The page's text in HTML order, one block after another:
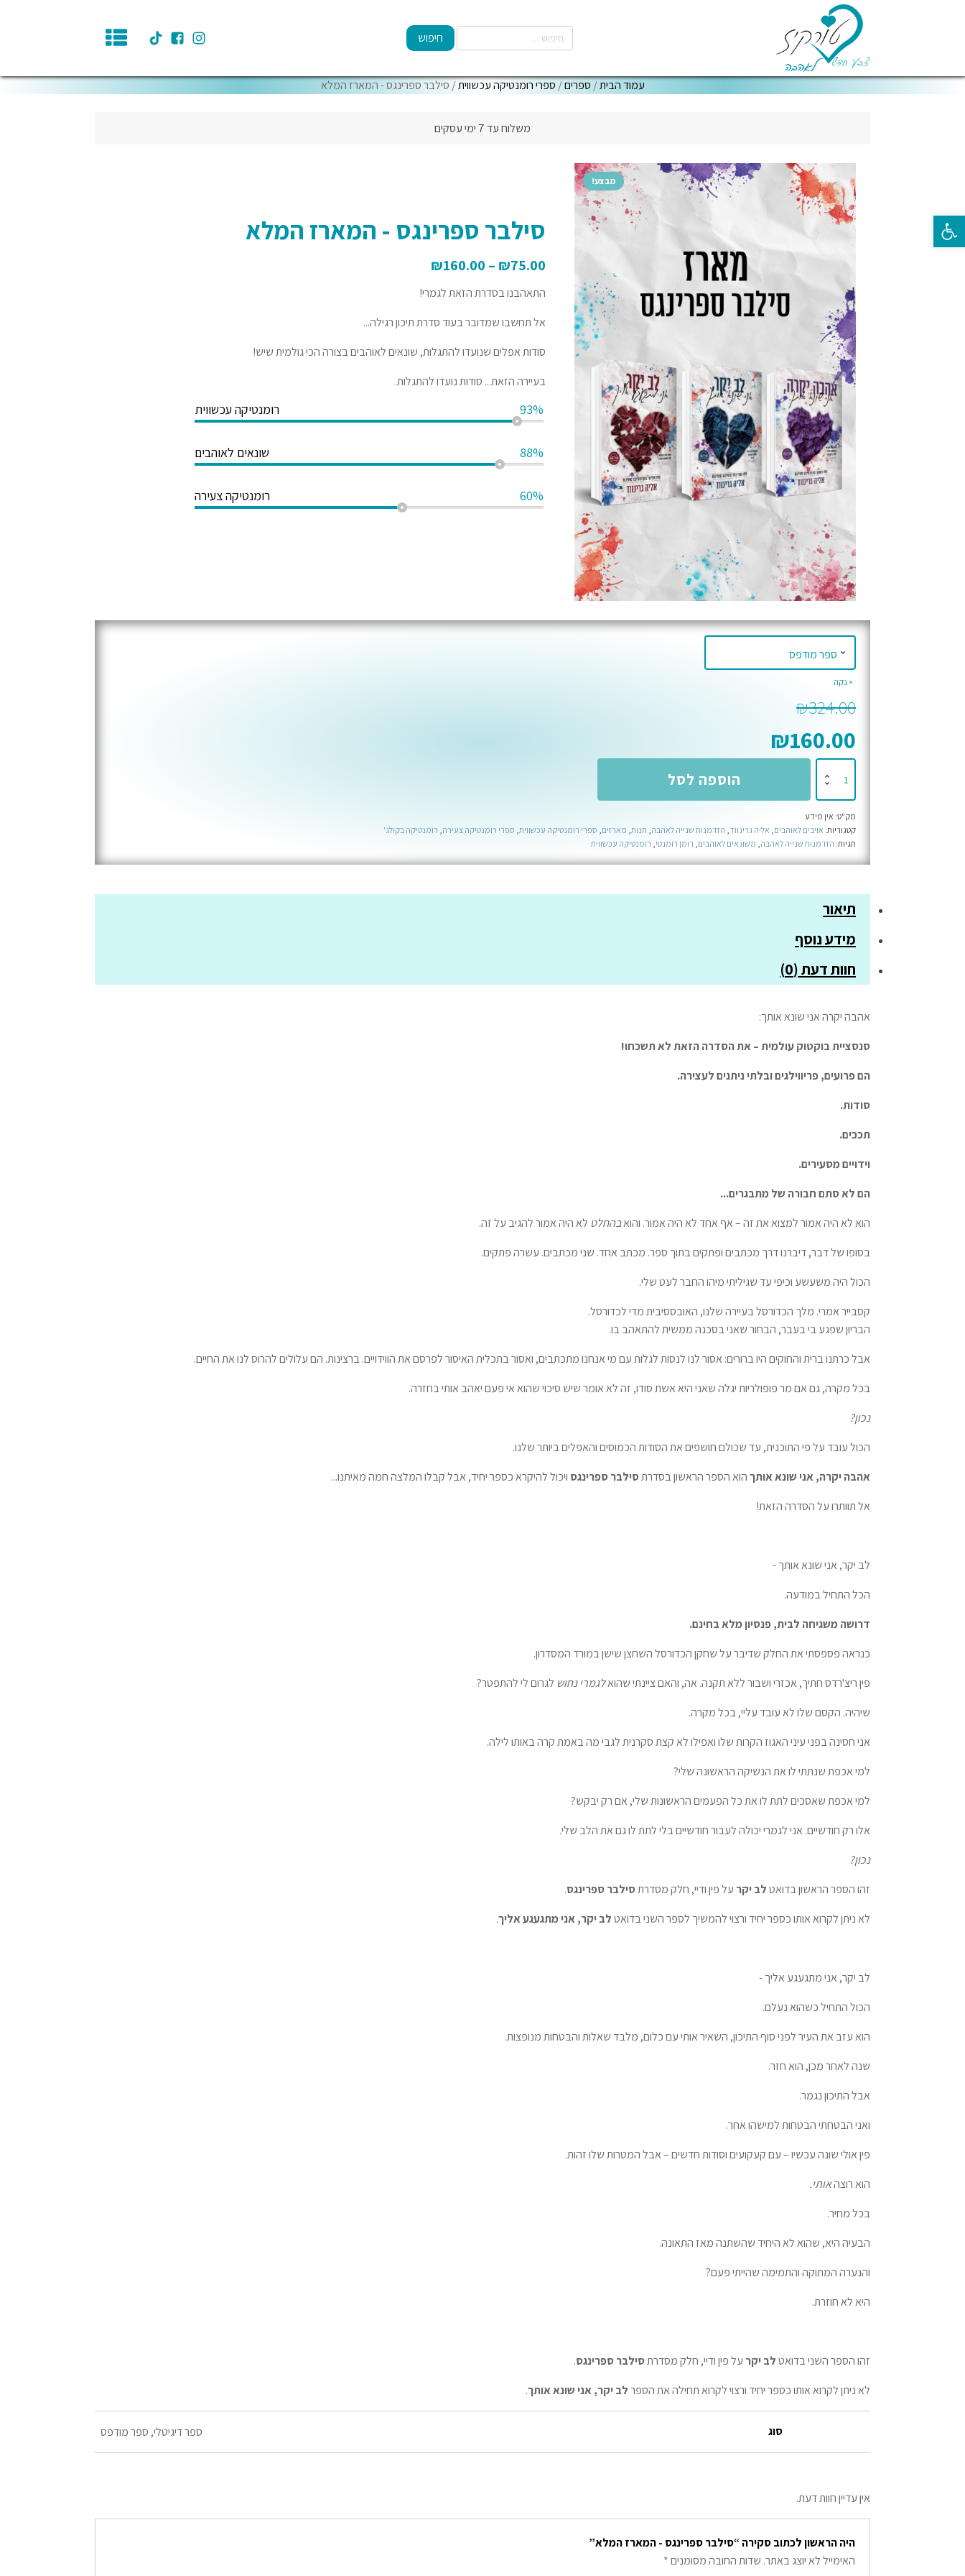
פתח סרגל נגישות
עמוד הבית/ ספרים/ ספרי רומנטיקה עכשווית/ סילבר ספרינגס - המארז המלא
משלוח עד 7 ימי עסקים
מבצע!
סילבר ספרינגס - המארז המלא
₪75.00
–
₪160.00
התאהבנו בסדרת הזאת לגמרי!
אל תחשבו שמדובר בעוד סדרת תיכון רגילה...
סודות אפלים שנועדו להתגלות, שונאים לאוהבים בצורה הכי גולמית שיש!
בעיירה הזאת... סודות נועדו להתגלות.
רומנטיקה עכשווית 93%
שונאים לאוהבים 88%
רומנטיקה צעירה 60%
נקה
₪324.00
₪160.00
ספרינגס
-
המארז
הוספה לסל
מק"ט: אין מידע
קטגוריות: אויבים לאוהבים, אליה גרינווד, הזדמנות שנייה לאהבה, חנות, מארזים, ספרי רומנטיקה עכשווית, ספרי רומנטיקה צעירה, רומנטיקה בקולג'
תגיות: הזדמנות שנייה לאהבה, משונאים לאוהבים, רומן רומנטי, רומנטיקה עכשווית
תיאור
מידע נוסף
חוות דעת (0)
אהבה יקרה אני שונא אותך:
סנסציית בוקטוק עולמית – את הסדרה הזאת לא תשכחו!
הם פרועים, פריווילגים ובלתי ניתנים לעצירה.
סודות.
תככים.
וידויים מסעירים.
הם לא סתם חבורה של מתבגרים...
הוא לא היה אמור למצוא את זה – אף אחד לא היה אמור. והואבהחלט לא היה אמור להגיב על זה.
בסופו של דבר, דיברנו דרך מכתבים ופתקים בתוך ספר. מכתב אחד. שני מכתבים. עשרה פתקים.
הכול היה משעשע וכיפי עד שגיליתי מיהו החבר לעט שלי.
קסבייר אמרי. מלך הכדורסל בעיירה שלנו, האובססיבית מדי לכדורסל.
הבריון שפגע בי בעבר, הבחור שאני בסכנה ממשית להתאהב בו.
אבל כרתנו ברית והחוקים היו ברורים: אסור לנו לנסות לגלות עם מי אנחנו מתכתבים, ואסור בתכלית האיסור לפרסם את הווידויים. ברצינות. הם עלולים להרוס לנו את החיים.
בכל מקרה, גם אם מר פופולריות יגלה שאני היא אשת סודו, זה לא אומר שיש סיכוי שהוא אי פעם יאהב אותי בחזרה.
נכון?
הכול עובד על פי התוכנית, עד שכולם חושפים את הסודות הכמוסים והאפלים ביותר שלנו.
אהבה יקרה, אני שונא אותךהוא הספר הראשון בסדרתסילבר ספרינגס ויכול להיקרא כספר יחיד, אבל קבלו המלצה חמה מאיתנו...
אל תוותרו על הסדרה הזאת!
לב יקר, אני שונא אותך -
הכל התחיל במודעה.
דרושה משגיחה לבית, פנסיון מלא בחינם.
כנראה פספסתי את החלק שדיבר על שחקן הכדורסל השחצן שישן במורד המסדרון.
פין ריצ'רדס חתיך, אכזרי ושבור ללא תקנה. אה, והאם ציינתי שהואלגמרי נחוש לגרום לי להתפטר?
שיהיה. הקסם שלו לא עובד עליי, בכל מקרה.
אני חסינה בפני עיני האגוז הקרות שלו ואפילו לא קצת סקרנית לגבי מה באמת קרה באותו לילה.
למי אכפת שנתתי לו את הנשיקה הראשונה שלי?
למי אכפת שאסכים לתת לו את כל הפעמים הראשונות שלי, אם רק יבקש?
אלו רק חודשיים. אני לגמרי יכולה לעבור חודשיים בלי לתת לו גם את הלב שלי.
נכון?
זהו הספר הראשון בדואטלב יקר על פין ודיי, חלק מסדרתסילבר ספרינגס.
לא ניתן לקרוא אותו כספר יחיד ורצוי להמשיך לספר השני בדואטלב יקר, אני מתגעגע אליך.
לב יקר, אני מתגעגע אליך -
הכול התחיל כשהוא נעלם.
הוא עזב את העיר לפני סוף התיכון, השאיר אותי עם כלום, מלבד שאלות והבטחות מנופצות.
שנה לאחר מכן, הוא חזר.
אבל התיכון נגמר.
ואני הבטחתי הבטחות למישהו אחר.
פין אולי שונה עכשיו – עם קעקועים וסודות חדשים – אבל המטרות שלו זהות.
הוא רוצהאותי.
בכל מחיר.
הבעיה היא, שהוא לא היחיד שהשתנה מאז התאונה.
והנערה המתוקה והתמימה שהייתי פעם?
היא לא חוזרת.
זהו הספר השני בדואטלב יקר על פין ודיי, חלק מסדרתסילבר ספרינגס.
לא ניתן לקרוא אותו כספר יחיד ורצוי לקרוא תחילה את הספרלב יקר, אני שונא אותך.
סוג ספר דיגיטלי, ספר מודפס
אין עדיין חוות דעת.
היה הראשון לכתוב סקירה “סילבר ספרינגס - המארז המלא”
האימייל לא יוצג באתר. שדות החובה מסומנים*